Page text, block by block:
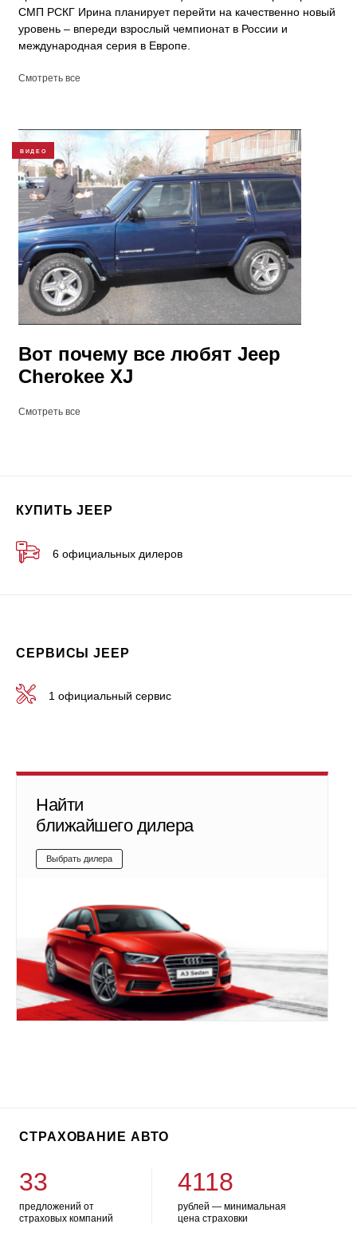
СМП РСКГ Ирина планирует перейти на качественно новый
уровень – впереди взрослый чемпионат в России и
международная серия в Европе.
Смотреть все
ВИДЕО
Вот почему все любят Jeep
Cherokee XJ
Смотреть все
КУПИТЬ JEEP
6 официальных дилеров
СЕРВИСЫ JEEP
1 официальный сервис
Найти
ближайшего дилера
Выбрать дилера
СТРАХОВАНИЕ АВТО
33
предложений от
страховых компаний
4118
рублей — минимальная
цена страховки